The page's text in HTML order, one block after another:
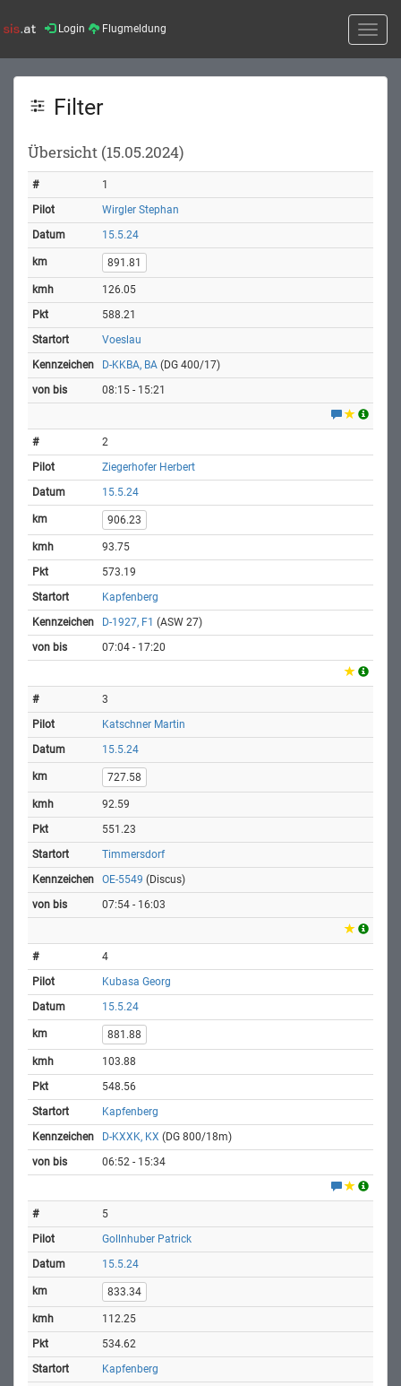
Login Flugmeldung
Toggle
Filter
Übersicht (15.05.2024)
1
Wirgler Stephan
15.5.24
891.81
126.05
588.21
Voeslau
D-KKBA, BA (DG 400/17)
08:15 - 15:21
2
Ziegerhofer Herbert
15.5.24
906.23
93.75
573.19
Kapfenberg
D-1927, F1 (ASW 27)
07:04 - 17:20
3
Katschner Martin
15.5.24
727.58
92.59
551.23
Timmersdorf
OE-5549 (Discus)
07:54 - 16:03
4
Kubasa Georg
15.5.24
881.88
103.88
548.56
Kapfenberg
D-KXXK, KX (DG 800/18m)
06:52 - 15:34
5
Gollnhuber Patrick
15.5.24
833.34
112.25
534.62
Kapfenberg